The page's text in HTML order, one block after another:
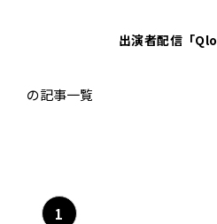
出演者配信「
の記事一覧
1